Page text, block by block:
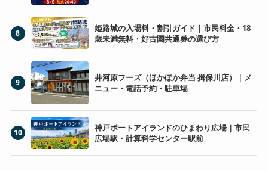
8
姫路城の入場料・割引ガイド｜市民料金・18
歳未満無料・好古園共通券の選び方
9
井河原フーズ（ほかほか弁当 揖保川店）｜メ
ニュー・電話予約・駐車場
10
神戸ポートアイランドのひまわり広場｜市民
広場駅・計算科学センター駅前